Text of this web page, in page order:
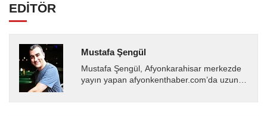
EDİTÖR
Mustafa Şengül
Mustafa Şengül, Afyonkarahisar merkezde
yayın yapan afyonkenthaber.com’da uzun
almakta, haber akışı...